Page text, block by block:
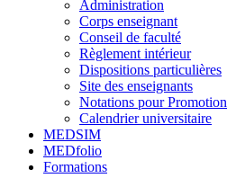
Administration
Corps enseignant
Conseil de faculté
Règlement intérieur
Dispositions particulières
Site des enseignants
Notations pour Promotion
Calendrier universitaire
MEDSIM
MEDfolio
Formations